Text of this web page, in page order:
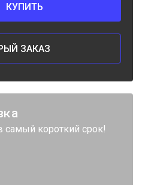
КУПИТЬ
ЗАКАЗ
самый короткий срок!